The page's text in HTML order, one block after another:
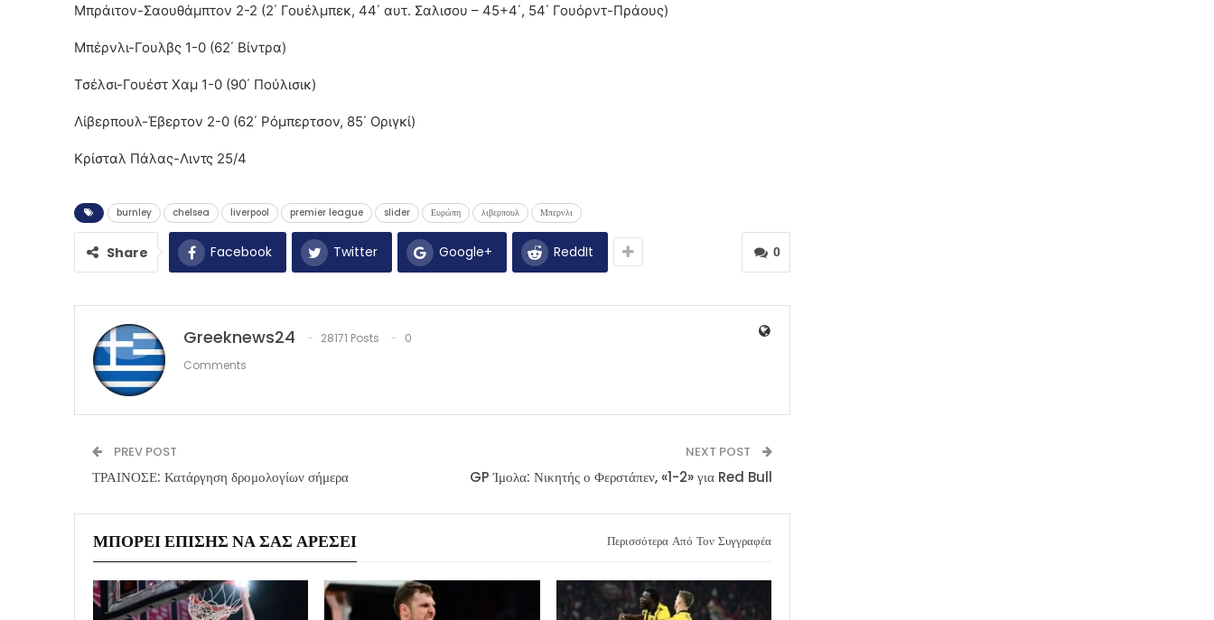
Μπράιτον-Σαουθάμπτον 2-2 (2΄ Γουέλμπεκ, 44΄ αυτ. Σαλισου – 45+4΄, 54΄ Γουόρντ-Πράους)
Μπέρνλι-Γουλβς 1-0 (62΄ Βίντρα)
Τσέλσι-Γουέστ Χαμ 1-0 (90΄ Πούλισικ)
Λίβερπουλ-Έβερτον 2-0 (62΄ Ρόμπερτσον, 85΄ Οριγκί)
Κρίσταλ Πάλας-Λιντς 25/4
burnley chelsea liverpool premier league slider Ευρώπη λιβερπουλ Μπερνλι
0
Share Facebook Twitter Google+ ReddIt
Greeknews24 28171 Posts
0
Comments
PREV POST
ΤΡΑΙΝΟΣΕ: Κατάργηση δρομολογίων σήμερα
NEXT POST
GP Ίμολα: Νικητής ο Φερστάπεν, «1-2» για Red Bull
ΜΠΟΡΕΊ ΕΠΊΣΗΣ ΝΑ ΣΑΣ ΑΡΈΣΕΙ Περισσότερα Από Τον Συγγραφέα